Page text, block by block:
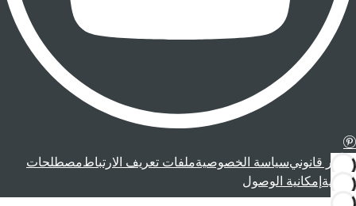
إشعار قانونيسياسة الخصوصيةملفات تعريف الارتباطمصطلحات
قانونية إمكانية الوصول